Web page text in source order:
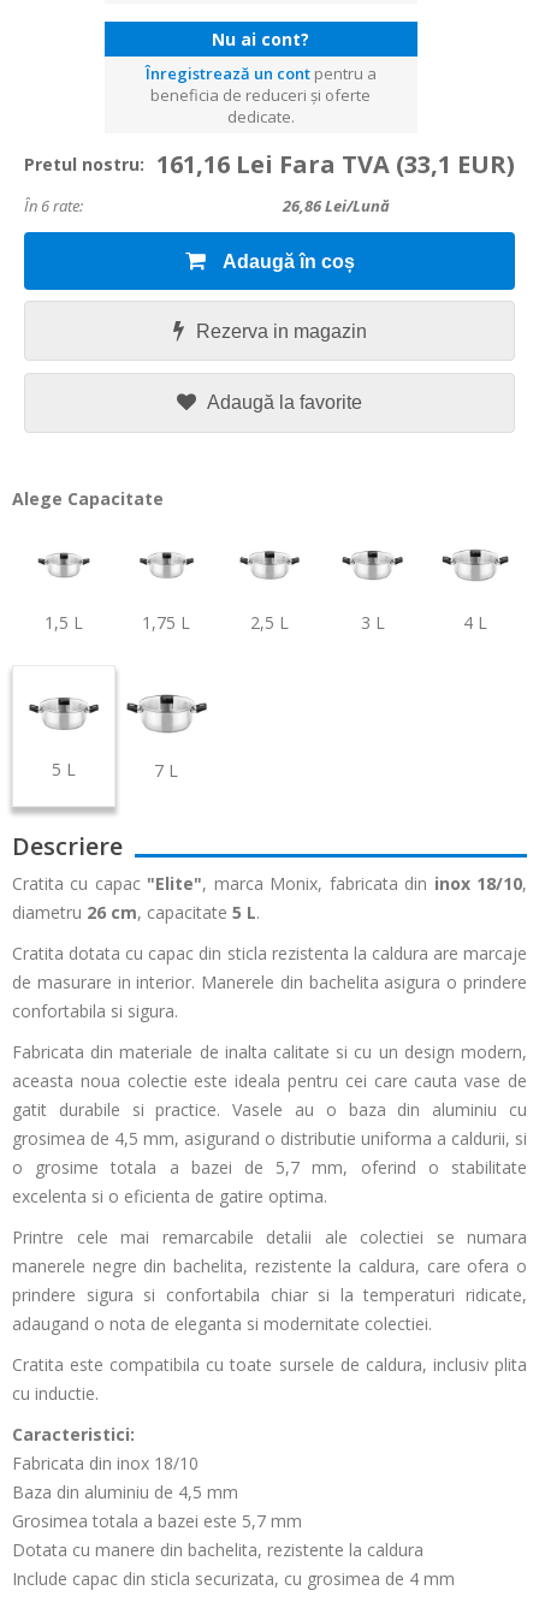
Nu ai cont?
Înregistrează un contpentru a
beneficia de reduceri și oferte
dedicate.
Pretul nostru: 161,16 Lei Fara TVA (33,1 EUR)
În 6 rate: 26,86Lei/lună
Adaugă în coș
Rezerva in magazin
Adaugă la favorite
Alege Capacitate
1,5 L 1,75 L 2,5 L 3 L 4 L
5 L 7 L
Descriere
Cratita cu capac"Elite", marca Monix, fabricata din inox 18/10,
diametru 26 cm, capacitate 5 L.
Cratita dotata cu capac din sticla rezistenta la caldura are marcaje
de masurare in interior. Manerele din bachelita asigura o prindere
confortabila si sigura.
Fabricata din materiale de inalta calitate si cu un design modern,
aceasta noua colectie este ideala pentru cei care cauta vase de
gatit durabile si practice. Vasele au o baza din aluminiu cu
grosimea de 4,5 mm, asigurand o distributie uniforma a caldurii, si
o grosime totala a bazei de 5,7 mm, oferind o stabilitate
excelenta si o eficienta de gatire optima.
Printre cele mai remarcabile detalii ale colectiei se numara
manerele negre din bachelita, rezistente la caldura, care ofera o
prindere sigura si confortabila chiar si la temperaturi ridicate,
adaugand o nota de eleganta si modernitate colectiei.
Cratita este compatibila cu toate sursele de caldura, inclusiv plita
cu inductie.
Caracteristici:
Fabricata din inox 18/10
Baza din aluminiu de 4,5 mm
Grosimea totala a bazei este 5,7 mm
Dotata cu manere din bachelita, rezistente la caldura
Include capac din sticla securizata, cu grosimea de 4 mm